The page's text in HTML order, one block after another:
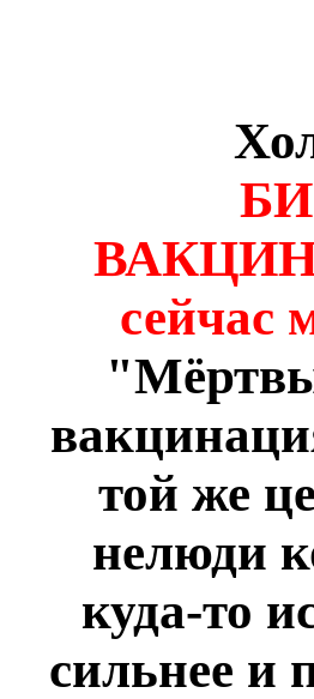
сейчас
той же
нелюди
куда-то
сильнее и